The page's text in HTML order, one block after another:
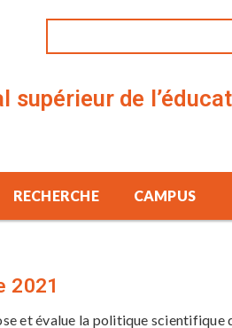
supérieur de
RECHERCHE CAMPUS
2021
et évalue la politique scientifique